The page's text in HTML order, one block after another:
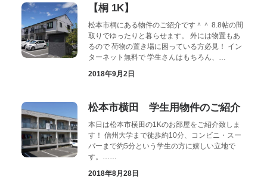
【桐 1K】
松本市桐にある物件のご紹介です＾＾ 8.8帖の間
取りでゆったりと暮らせます。 外には物置もあ
るので 荷物の置き場に困っている方必見！ イン
ターネット無料で 学生さんはもちろん、…
2018年9月2日
松本市横田 学生用物件のご紹介
本日は松本市横田の1Kのお部屋をご紹介致しま
す！ 信州大学まで徒歩約10分、コンビニ・スー
パーまで約5分という学生の方に嬉しい立地で
す。……
2018年8月28日